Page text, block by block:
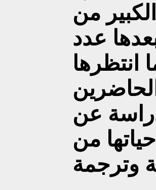
من
عدد
انتظرها
عن
من
وترجمة